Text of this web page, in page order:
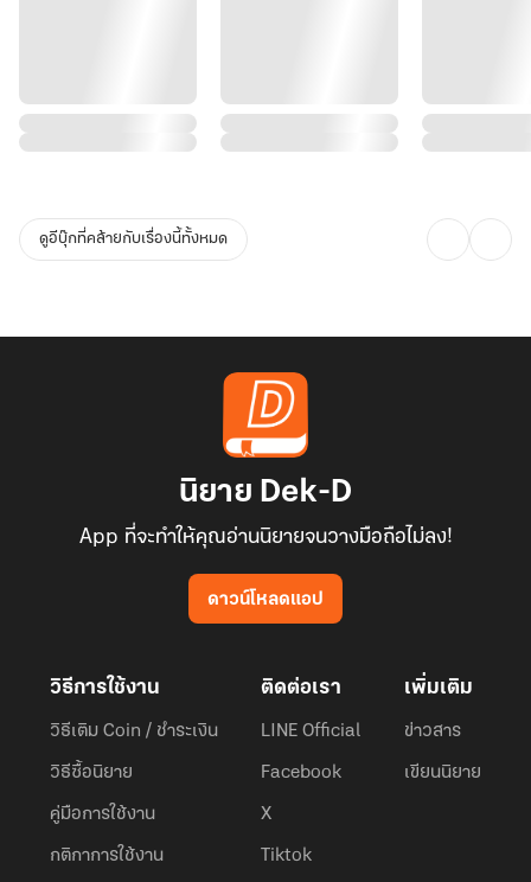
ดูอีบุ๊กที่คล้ายกับเรื่องนี้ทั้งหมด
นิยาย Dek-D
App ที่จะทำให้คุณอ่านนิยายจนวางมือถือไม่ลง!
ดาวน์โหลดแอป
วิธีการใช้งาน
วิธีเติม Coin / ชำระเงิน
วิธีซื้อนิยาย
คู่มือการใช้งาน
กติกาการใช้งาน
ติดต่อเรา
LINE Official
Facebook
X
Tiktok
เพิ่มเติม
ข่าวสาร
เขียนนิยาย